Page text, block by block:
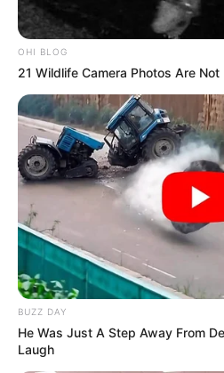
EMERGENCIAS POR
METRO DE MEDELLÍN
ELECCIONES
MARINILLA - ANTIOQUIA
YONDÓ - ANTIOQUIA
OHI BLOG
21 Wildlife Camera Photos Are
BUZZ DAY
He Was Just A Step Away From
Laugh